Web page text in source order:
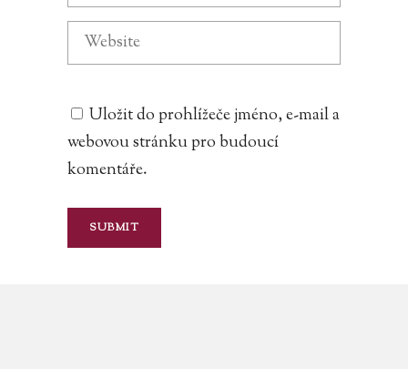
Uložit do prohlížeče jméno, e-mail a
webovou stránku pro budoucí
komentáře.